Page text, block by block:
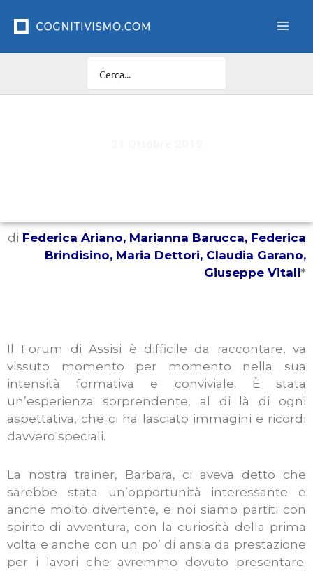
di Federica Ariano, Marianna Barucca, Federica
Brindisino, Maria Dettori, Claudia Garano,
Giuseppe Vitali*
Il Forum di Assisi è difficile da raccontare, va
vissuto momento per momento nella sua
intensità formativa e conviviale. È stata
un’esperienza sorprendente, al di là di ogni
aspettativa, che ci ha lasciato immagini e ricordi
davvero speciali.
La nostra trainer, Barbara, ci aveva detto che
sarebbe stata un’opportunità interessante e
anche molto divertente, e noi siamo partiti con
spirito di avventura, con la curiosità della prima
volta e anche con un po’ di ansia da prestazione
per i lavori che avremmo dovuto presentare.